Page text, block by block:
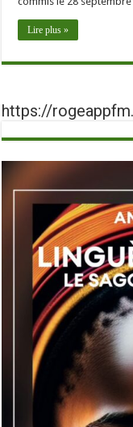
Lire plus »
https://